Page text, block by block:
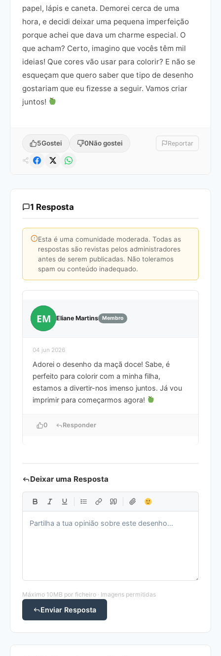
papel, lápis e caneta. Demorei cerca de uma
hora, e decidi deixar uma pequena imperfeição
porque achei que dava um charme especial. O
que acham? Certo, imagino que vocês têm mil
ideias! Que cores vão usar para colorir? E não se
esqueçam que quero saber que tipo de desenho
gostariam que eu fizesse a seguir. Vamos criar
juntos!
5Gostei 0Não gostei Reportar
1 Resposta
Esta é uma comunidade moderada. Todas as
respostas são revistas pelos administradores
antes de serem publicadas. Não toleramos
spam ou conteúdo inadequado.
EM Eliane Martins Membro
04 jun 2026
Adorei o desenho da maçã doce! Sabe, é
perfeito para colorir com a minha filha,
estamos a divertir-nos imenso juntos. Já vou
imprimir para começarmos agora!
0 Responder
Deixar uma Resposta
Máximo 10MB por ficheiro · Imagens permitidas
Enviar Resposta